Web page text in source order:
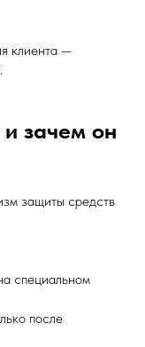
клиента —
и зачем он
защиты средств
специальном
после